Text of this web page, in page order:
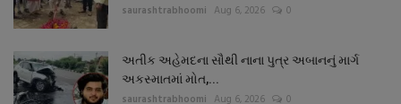
બોલિવૂડ
સ્વાસ્થ્ય
saurashtrabhoomi Aug 6, 2026 0
અતીક અહેમદના સૌથી નાના પુત્ર અબાનનું માર્ગ
અકસ્માતમાં મોત,...
saurashtrabhoomi Aug 6, 2026 0